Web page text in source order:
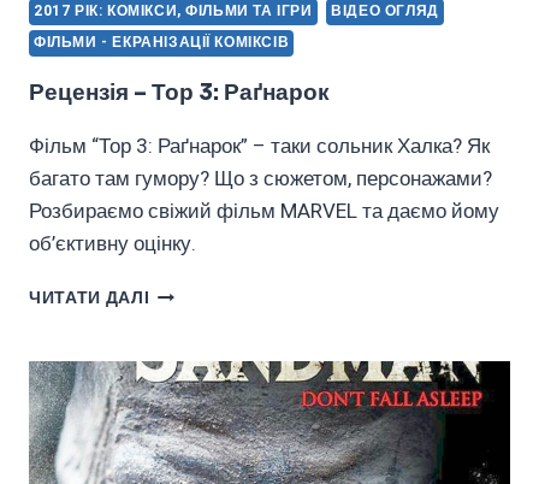
2017 РІК: КОМІКСИ, ФІЛЬМИ ТА ІГРИ
ВІДЕО ОГЛЯД
ФІЛЬМИ - ЕКРАНІЗАЦІЇ КОМІКСІВ
Рецензія – Тор 3: Раґнарок
Фільм “Тор 3: Раґнарок” – таки сольник Халка? Як
багато там гумору? Що з сюжетом, персонажами?
Розбираємо свіжий фільм MARVEL та даємо йому
об’єктивну оцінку.
ЧИТАТИ ДАЛІ РЕЦЕНЗІЯ
3:
РАҐНАРОК